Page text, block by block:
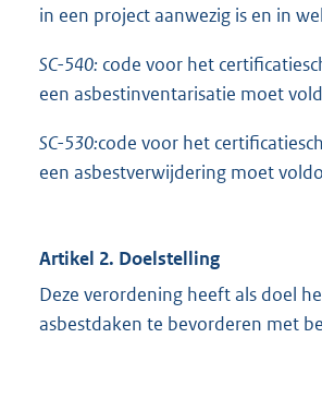
in een project aanwezig is en in
SC-540: code voor het
een asbestinventarisatie moet
SC-530:code voor het
een asbestverwijdering moet
Artikel 2. Doelstelling
Deze verordening heeft als doel
asbestdaken te bevorderen met